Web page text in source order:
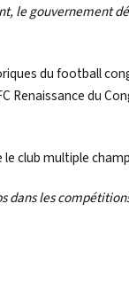
le gouvernement
du football
Renaissance du
club multiple
dans les